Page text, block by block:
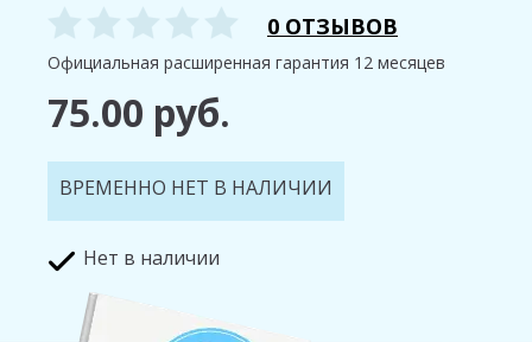
0 ОТЗЫВОВ
Официальная расширенная гарантия 12 месяцев
75.00 руб.
ВРЕМЕННО НЕТ В НАЛИЧИИ
Нет в наличии